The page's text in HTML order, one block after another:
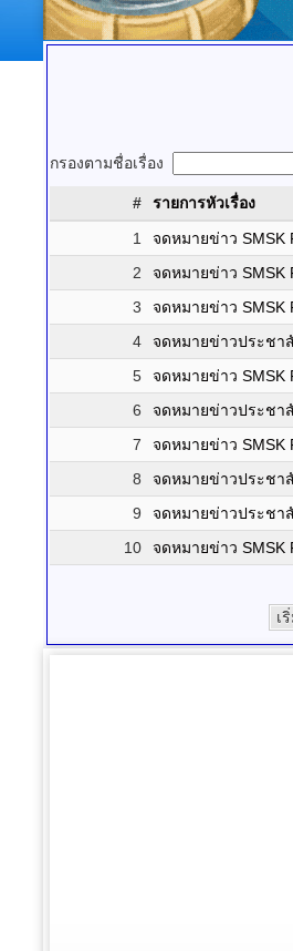
กรองตามชื่อเรื่อง
#
รายการหัวเรื่อง
1
จดหมายข่าว
2
จดหมายข่าว
3
จดหมายข่าว
4
จดหมายข่าวประชา
5
จดหมายข่าว
6
จดหมายข่าวประชา
7
จดหมายข่าว
8
จดหมายข่าวประชา
9
จดหมายข่าวประชา
10
จดหมายข่าว
เ